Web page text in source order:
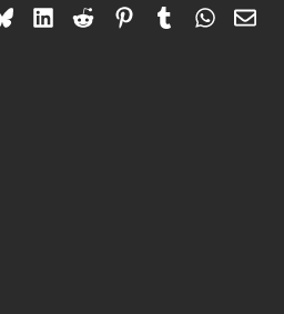
BlueskyLinkedIn
RedditPinterestTumblr 電